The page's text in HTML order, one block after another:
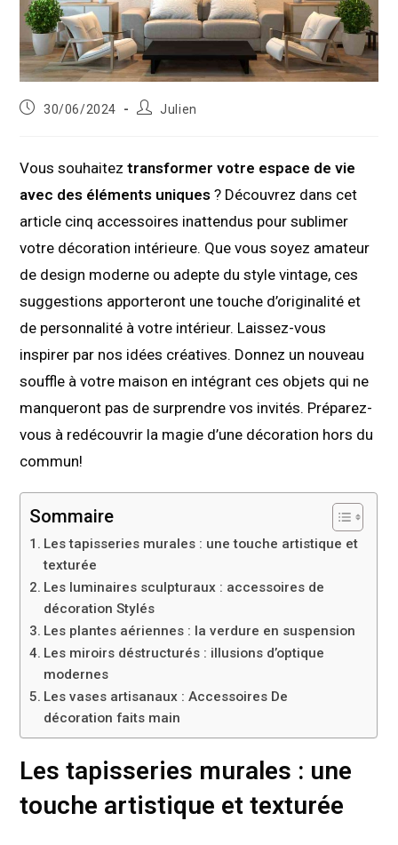
Publication
30/06/2024
Auteur/autrice
Julien
Vous souhaiteztransformer votre espace de vie
avec des éléments uniques ? Découvrez dans cet
article cinq accessoires inattendus pour sublimer
votre décoration intérieure. Que vous soyez amateur
de design moderne ou adepte du style vintage, ces
suggestions apporteront une touche d’originalité et
de personnalité à votre intérieur. Laissez-vous
inspirer par nos idées créatives. Donnez un nouveau
souffle à votre maison en intégrant ces objets qui ne
manqueront pas de surprendre vos invités. Préparez-
vous à redécouvrir la magie d’une décoration hors du
commun!
Sommaire
Les tapisseries murales : une touche artistique et
texturée
Les luminaires sculpturaux : accessoires de
décoration Stylés
Les plantes aériennes : la verdure en suspension
Les miroirs déstructurés : illusions d’optique
modernes
Les vases artisanaux : Accessoires De
décoration faits main
Les tapisseries murales : une
touche artistique et texturée